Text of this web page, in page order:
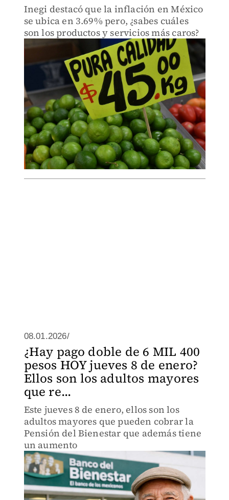
Inegi destacó que la inflación en México
se ubica en 3.69% pero, ¿sabes cuáles
son los productos y servicios más caros?
08.01.2026/
¿Hay pago doble de 6 MIL 400
pesos HOY jueves 8 de enero?
Ellos son los adultos mayores
que re...
Este jueves 8 de enero, ellos son los
adultos mayores que pueden cobrar la
Pensión del Bienestar que además tiene
un aumento